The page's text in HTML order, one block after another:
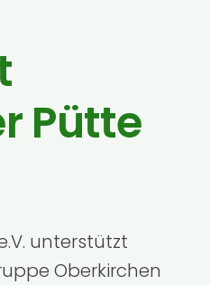
Pütte
unterstützt
Oberkirchen